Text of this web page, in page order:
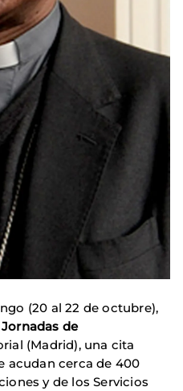
(20 al 22 de octubre),
Jornadas de
(Madrid), una cita
acudan cerca de 400
y de los Servicios